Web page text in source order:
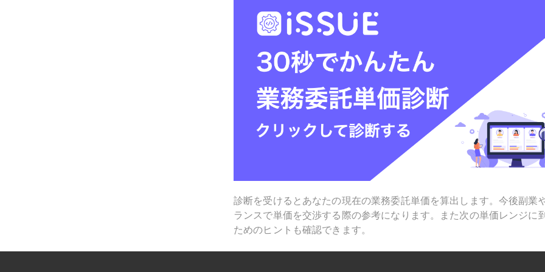
診断を受けるとあなたの現在の業務委託単価を算出します。今後副業
ランスで単価を交渉する際の参考になります。また次の単価レンジに
ためのヒントも確認できます。